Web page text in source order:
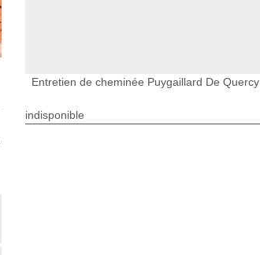
Entretien de cheminée Puygaillard De Quercy
indisponible